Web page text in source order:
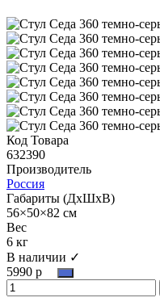
Код Товара
632390
Производитель
Россия
Габариты (ДхШхВ)
56×50×82 см
Вес
6 кг
В наличии ✓
5990 р